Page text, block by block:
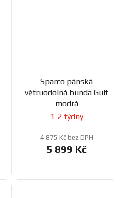
Sparco pánská
větruodolná bunda Gulf
modrá
1-2 týdny
4 875 Kč bez DPH
5 899 Kč